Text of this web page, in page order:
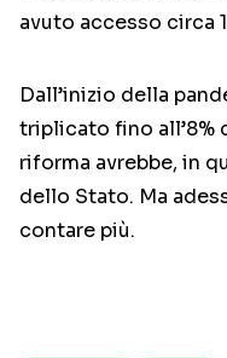
avuto accesso circa
Dall’inizio della
triplicato fino all’8%
riforma avrebbe, in
dello Stato. Ma
contare più.